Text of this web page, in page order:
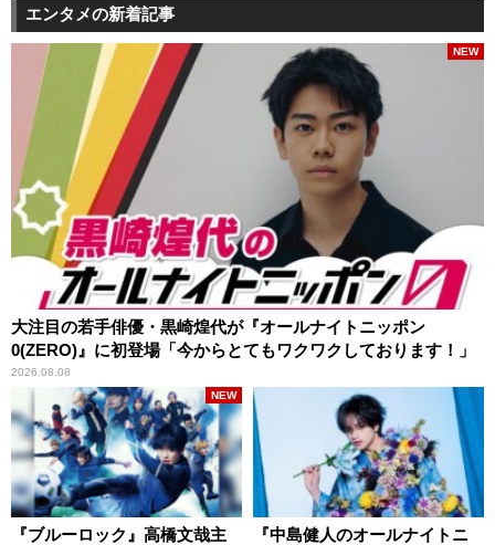
エンタメの新着記事
大注目の若手俳優・黒崎煌代が『オールナイトニッポン
0(ZERO)』に初登場「今からとてもワクワクしております！」
2026.08.08
NEW
『ブルーロック』高橋文哉主
NEW
『中島健人のオールナイトニ